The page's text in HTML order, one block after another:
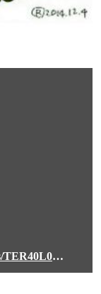
https://www.amazon.co.jp/hz/wishlist/ls/TER40L0MKH6X?ref_=wl_fv_le